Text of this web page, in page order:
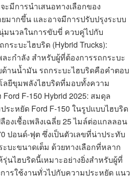
ะมีการนำเสนอทางเลือกของ
มากขึ้น และอาจมีการปรับปรุงระบบ
มนวลในการขับขี่ ควบคู่ไปกับ
ระบะไฮบริด (Hybrid Trucks):
ะกำลัง สำหรับผู้ที่ต้องการรถกระบะ
ด้านน้ำมัน รถกระบะไฮบริดคือคำตอบ
ลยีขุมพลังไฮบริดที่มอบทั้งความ
F-150 Hybrid 2025: สมดุล
ระหยัด Ford F-150 ในรูปแบบไฮบริด
องเชื้อเพลิงเฉลี่ย 25 ไมล์ต่อแกลลอน
ปอนด์-ฟุต ซึ่งเป็นตัวเลขที่น่าประทับ
ะบะขนาดเต็ม ด้วยทางเลือกที่หลาก
นไฮบริดนี้เหมาะอย่างยิ่งสำหรับผู้ที่
ารใช้งานทั่วไปกับความประหยัด แนว